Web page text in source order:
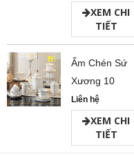
XEM CHI
TIẾT
Ấm Chén Sứ
Xương 10
Liên hệ
XEM CHI
TIẾT